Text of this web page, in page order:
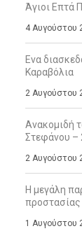
Άγιοι Επτά
4 Αυγούστου
Ενα
Καραβόλια
2 Αυγούστου
Ανακομιδή
Στεφάνου –
2 Αυγούστου
Η μεγάλη
προστασίας
1 Αυγούστου